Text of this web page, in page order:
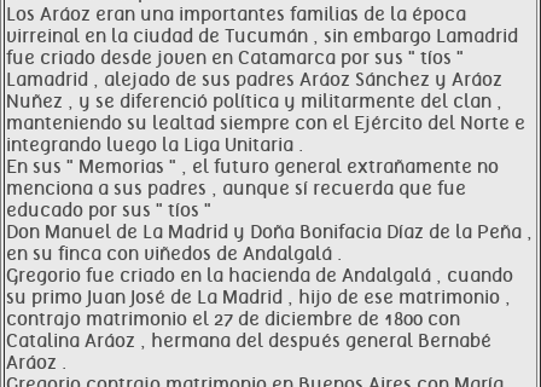
Los Aráoz eran una importantes familias de la época
virreinal en la ciudad de Tucumán , sin embargo Lamadrid
fue criado desde joven en Catamarca por sus " tíos "
Lamadrid , alejado de sus padres Aráoz Sánchez y Aráoz
Nuñez , y se diferenció política y militarmente del clan ,
manteniendo su lealtad siempre con el Ejército del Norte e
integrando luego la Liga Unitaria .
En sus " Memorias " , el futuro general extrañamente no
menciona a sus padres , aunque sí recuerda que fue
educado por sus " tíos "
Don Manuel de La Madrid y Doña Bonifacia Díaz de la Peña ,
en su finca con viñedos de Andalgalá .
Gregorio fue criado en la hacienda de Andalgalá , cuando
su primo Juan José de La Madrid , hijo de ese matrimonio ,
contrajo matrimonio el 27 de diciembre de 1800 con
Catalina Aráoz , hermana del después general Bernabé
Aráoz .